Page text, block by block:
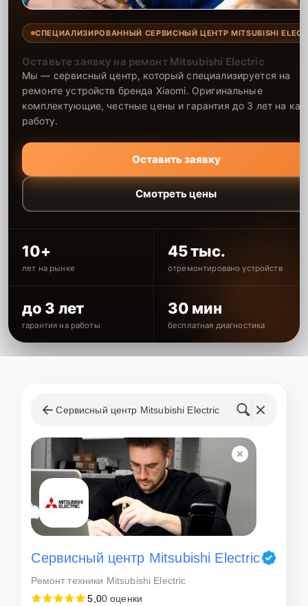
СПЕЦИАЛИЗИРОВАННЫЙ СЕРВИСНЫЙ ЦЕНТР MITSUBISHI
Оставьте заявку на ремонт Mitsubishi Electric
Мы — сервисный центр, который специализируется на
ремонте устройств бренда Xiaomi. Оригинальные
комплектующие, честные цены и гарантия до 3 лет на
работу.
Оставить заявку
Смотреть цены
10+
лет на рынке
45 тыс.
отремонтировано устройств
до 3 лет
гарантия на работы
30 мин
бесплатная диагностика
Сервисный центр Mitsubishi Electric
Сервисный центр Mitsubishi Electric
Ремонт техники Mitsubishi Electric
5,00 оценки